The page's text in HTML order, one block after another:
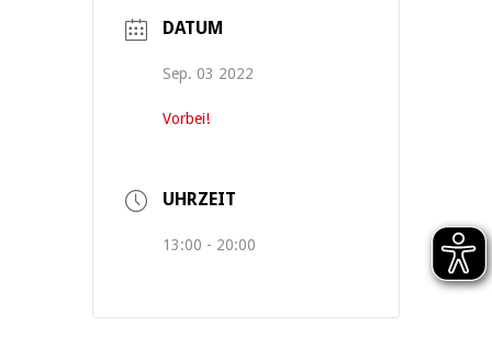
DATUM
Sep. 03 2022
Vorbei!
UHRZEIT
13:00 - 20:00